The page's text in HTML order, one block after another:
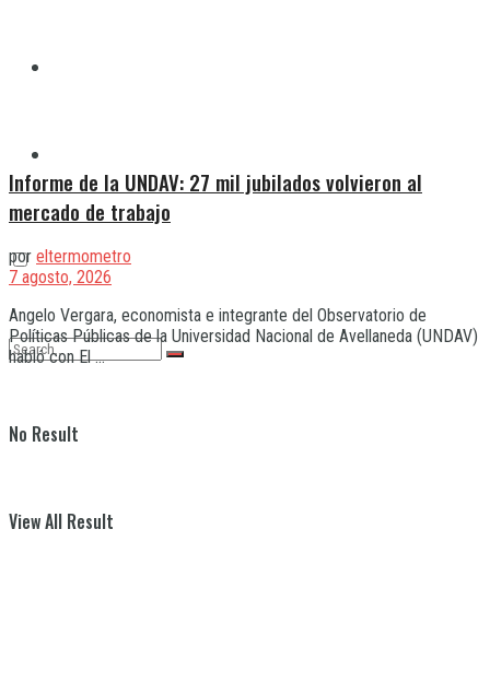
No Result
View All Result
Informe de la UNDAV: 27 mil jubilados volvieron al
mercado de trabajo
por eltermometro
7 agosto, 2026
Angelo Vergara, economista e integrante del Observatorio de
Políticas Públicas de la Universidad Nacional de Avellaneda (UNDAV)
habló con El ...